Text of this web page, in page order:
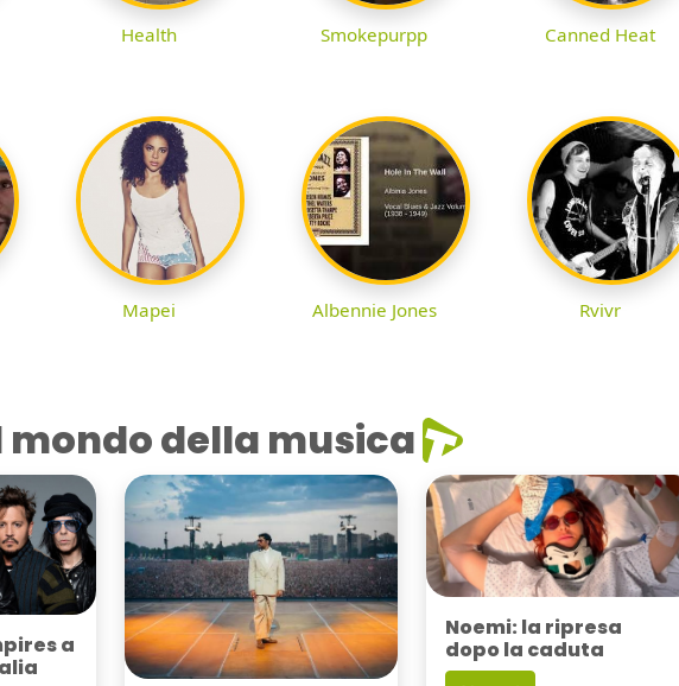
Health Smokepurpp Canned Heat
Mapei Albennie Jones Rvivr
mondo della musica
a
Noemi: la ripresa
dopo la caduta